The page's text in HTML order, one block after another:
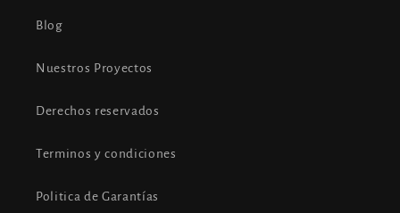
Blog
Nuestros Proyectos
Derechos reservados
Terminos y condiciones
Politica de Garantías